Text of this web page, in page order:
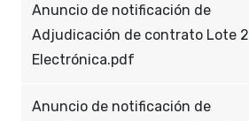
Anuncio de notificación de
Adjudicación de contrato Lote 2
Electrónica.pdf
Anuncio de notificación de